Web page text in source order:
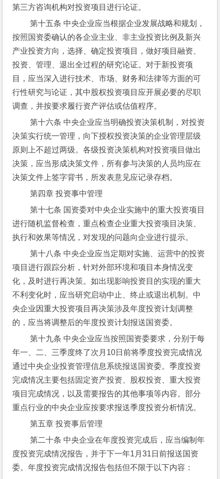
第三方咨询机构对投资项目进行论证。
第十五条 中央企业应当根据企业发展战略和规划，
按照国资委确认的各企业主业、非主业投资比例及新兴
产业投资方向，选择、确定投资项目，做好项目融资、
投资、管理、退出全过程的研究论证。对于新投资项
目，应当深入进行技术、市场、财务和法律等方面的可
行性研究与论证，其中股权投资项目应开展必要的尽职
调查，并按要求履行资产评估或估值程序。
第十六条 中央企业应当明确投资决策机制，对投资
决策实行统一管理，向下授权投资决策的企业管理层级
原则上不超过两级。各级投资决策机构对投资项目做出
决策，应当形成决策文件，所有参与决策的人员均应在
决策文件上签字背书，所发表意见应记录存档。
第四章 投资事中管理
第十七条 国资委对中央企业实施中的重大投资项目
进行随机监督检查，重点检查企业重大投资项目决策、
执行和效果等情况，对发现的问题向企业进行提示。
第十八条 中央企业应当定期对实施、运营中的投资
项目进行跟踪分析，针对外部环境和项目本身情况变
化，及时进行再决策。如出现影响投资目的实现的重大
不利变化时，应当研究启动中止、终止或退出机制。中
央企业因重大投资项目再决策涉及年度投资计划调整
的，应当将调整后的年度投资计划报送国资委。
第十九条 中央企业应当按照国资委要求，分别于每
年一、二、三季度终了次月10日前将季度投资完成情况
通过中央企业投资管理信息系统报送国资委。季度投资
完成情况主要包括固定资产投资、股权投资、重大投资
项目完成情况，以及需要报告的其他事项等内容。部分
重点行业的中央企业应按要求报送季度投资分析情况。
第五章 投资事后管理
第二十条 中央企业在年度投资完成后，应当编制年
度投资完成情况报告，并于下一年1月31日前报送国资
委。年度投资完成情况报告包括但不限于以下内容：